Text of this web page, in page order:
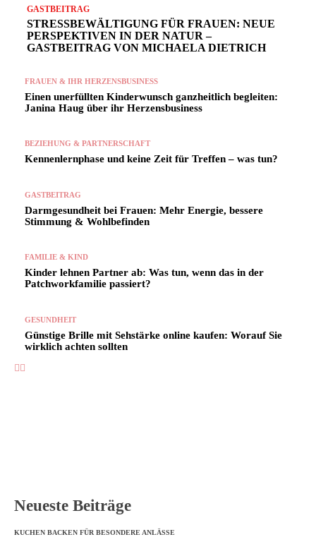
GASTBEITRAG
STRESSBEWÄLTIGUNG FÜR FRAUEN: NEUE
PERSPEKTIVEN IN DER NATUR –
GASTBEITRAG VON MICHAELA DIETRICH
FRAUEN & IHR HERZENSBUSINESS
Einen unerfüllten Kinderwunsch ganzheitlich begleiten:
Janina Haug über ihr Herzensbusiness
BEZIEHUNG & PARTNERSCHAFT
Kennenlernphase und keine Zeit für Treffen – was tun?
GASTBEITRAG
Darmgesundheit bei Frauen: Mehr Energie, bessere
Stimmung & Wohlbefinden
FAMILIE & KIND
Kinder lehnen Partner ab: Was tun, wenn das in der
Patchworkfamilie passiert?
GESUNDHEIT
Günstige Brille mit Sehstärke online kaufen: Worauf Sie
wirklich achten sollten
Neueste Beiträge
KUCHEN BACKEN FÜR BESONDERE ANLÄSSE